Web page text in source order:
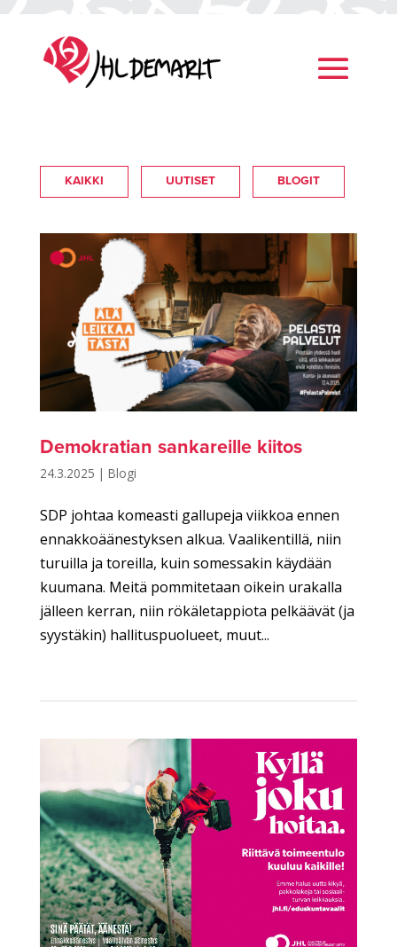
KAIKKI UUTISET BLOGIT
Demokratian sankareille kiitos
24.3.2025 | Blogi
SDP johtaa komeasti gallupeja viikkoa ennen
ennakkoäänestyksen alkua. Vaalikentillä, niin
turuilla ja toreilla, kuin somessakin käydään
kuumana. Meitä pommitetaan oikein urakalla
jälleen kerran, niin rökäletappiota pelkäävät (ja
syystäkin) hallituspuolueet, muut...